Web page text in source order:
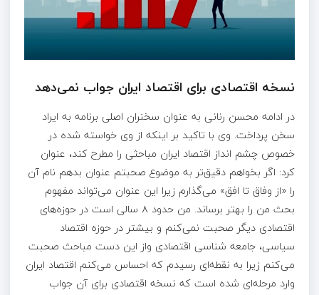
نسخه اقتصادی برای اقتصاد ایران جواب نمی‌دهد
در ادامه محسن رنانی به عنوان سخنران اصلی برنامه به ایراد
سخن پرداخت. وی با تاکید بر اینکه از وی خواسته شده در
خصوص چشم انداز اقتصاد ایران مباحثی را مطرح کند، عنوان
کرد: اگر بخواهم دقیق‌تر به موضوع صحبتم عنوان بدهم نام آن
را «از وفاق تا افق» می‌گذارم زیرا این عنوان می‌تواند مفهوم
بحث من را بهتر برساند. من حدود ۸ سالی است در حوزه‌های
اقتصادی دیگر صحبت نمی‌کنم و بیشتر در حوزه اقتصاد
سیاسی، جامعه شناسی اقتصادی واز این دست مباحث صحبت
می‌کنم زیرا به نقطه‌ای رسیدم که احساس می‌کنم اقتصاد ایران
وارد مرحله‌ای شده است که نسخه اقتصادی برای آن جواب